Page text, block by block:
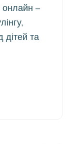
онлайн –
дітей та